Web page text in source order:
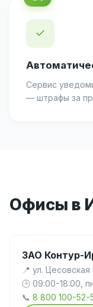
✓
Сервис
— штрафы за
Офисы в
ЗАО Контур-
📍 ул.
🕒 09:00-18:00,
📞 8 800 100-52-